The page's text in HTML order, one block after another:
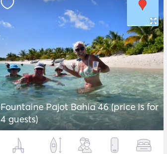
Fountaine Pajot Bahia 46 (price is for
4 guests)